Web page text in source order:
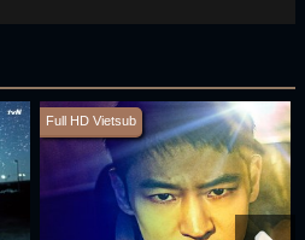
Full HD Vietsub